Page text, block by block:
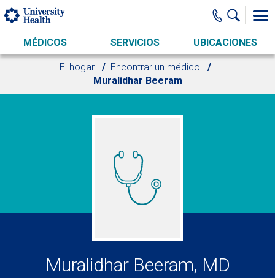
Skip to main content
MÉDICOS SERVICIOS UBICACIONES
El hogar
Encontrar un médico
Muralidhar Beeram
Muralidhar Beeram, MD